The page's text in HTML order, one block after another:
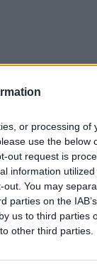
or processing of
use the below
out request is
information
You may
parties on the
us to third parties
other third parties.